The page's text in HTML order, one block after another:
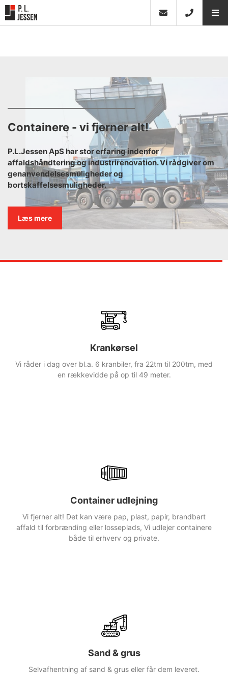
Containere - vi fjerner alt!
P.L.Jessen ApS har stor erfaring indenfor
affaldshåndtering og industrirenovation. Vi rådgiver om
genanvendelsesmuligheder og
bortskaffelsesmuligheder.
Læs mere
Krankørsel
Vi råder i dag over bl.a. 6 kranbiler, fra 22tm til 200tm, med
en rækkevidde på op til 49 meter.
Container udlejning
Vi fjerner alt! Det kan være pap, plast, papir, brandbart
affald til forbrænding eller losseplads, Vi udlejer containere
både til erhverv og private.
Sand & grus
Selvafhentning af sand & grus eller får dem leveret.